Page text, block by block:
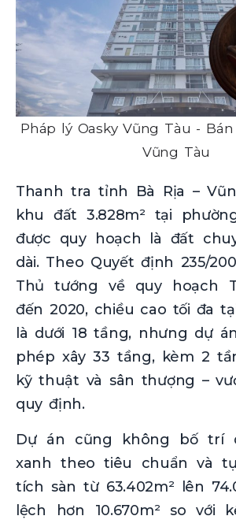
Pháp lý Oasky Vũng Tàu -
Vũng Tàu
Thanh tra tỉnh Bà Rịa –
khu đất 3.828m² tại
được quy hoạch là đất
dài. Theo Quyết định 235/
Thủ tướng về quy hoạch
đến 2020, chiều cao tối đa
là dưới 18 tầng, nhưng dự
phép xây 33 tầng, kèm 2
kỹ thuật và sân thượng –
quy định.
Dự án cũng không bố trí
xanh theo tiêu chuẩn và
tích sàn từ 63.402m² lên
lệch hơn 10.670m² so với